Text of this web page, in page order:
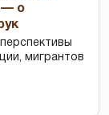
— о
мигрантов